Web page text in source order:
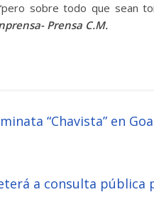
sobre todo que sean
Prensa C.M.
“Chavista” en
a consulta